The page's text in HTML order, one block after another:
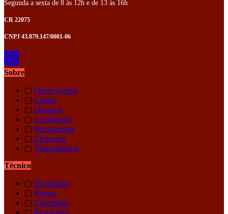
Segunda a sexta de 8 às 12h e de 13 às 16h
CR 22075
CNPJ 43.879.147/0001-06
Sobre
▢ Quem Somos
▢ Clubes
▢ Diretoria
▢ Localização
▢ Documentos
▢ Licitações
▢ Transparência
Técnico
▢ Disciplinas
▢ Regras
▢ Calendário
▢ Resultados